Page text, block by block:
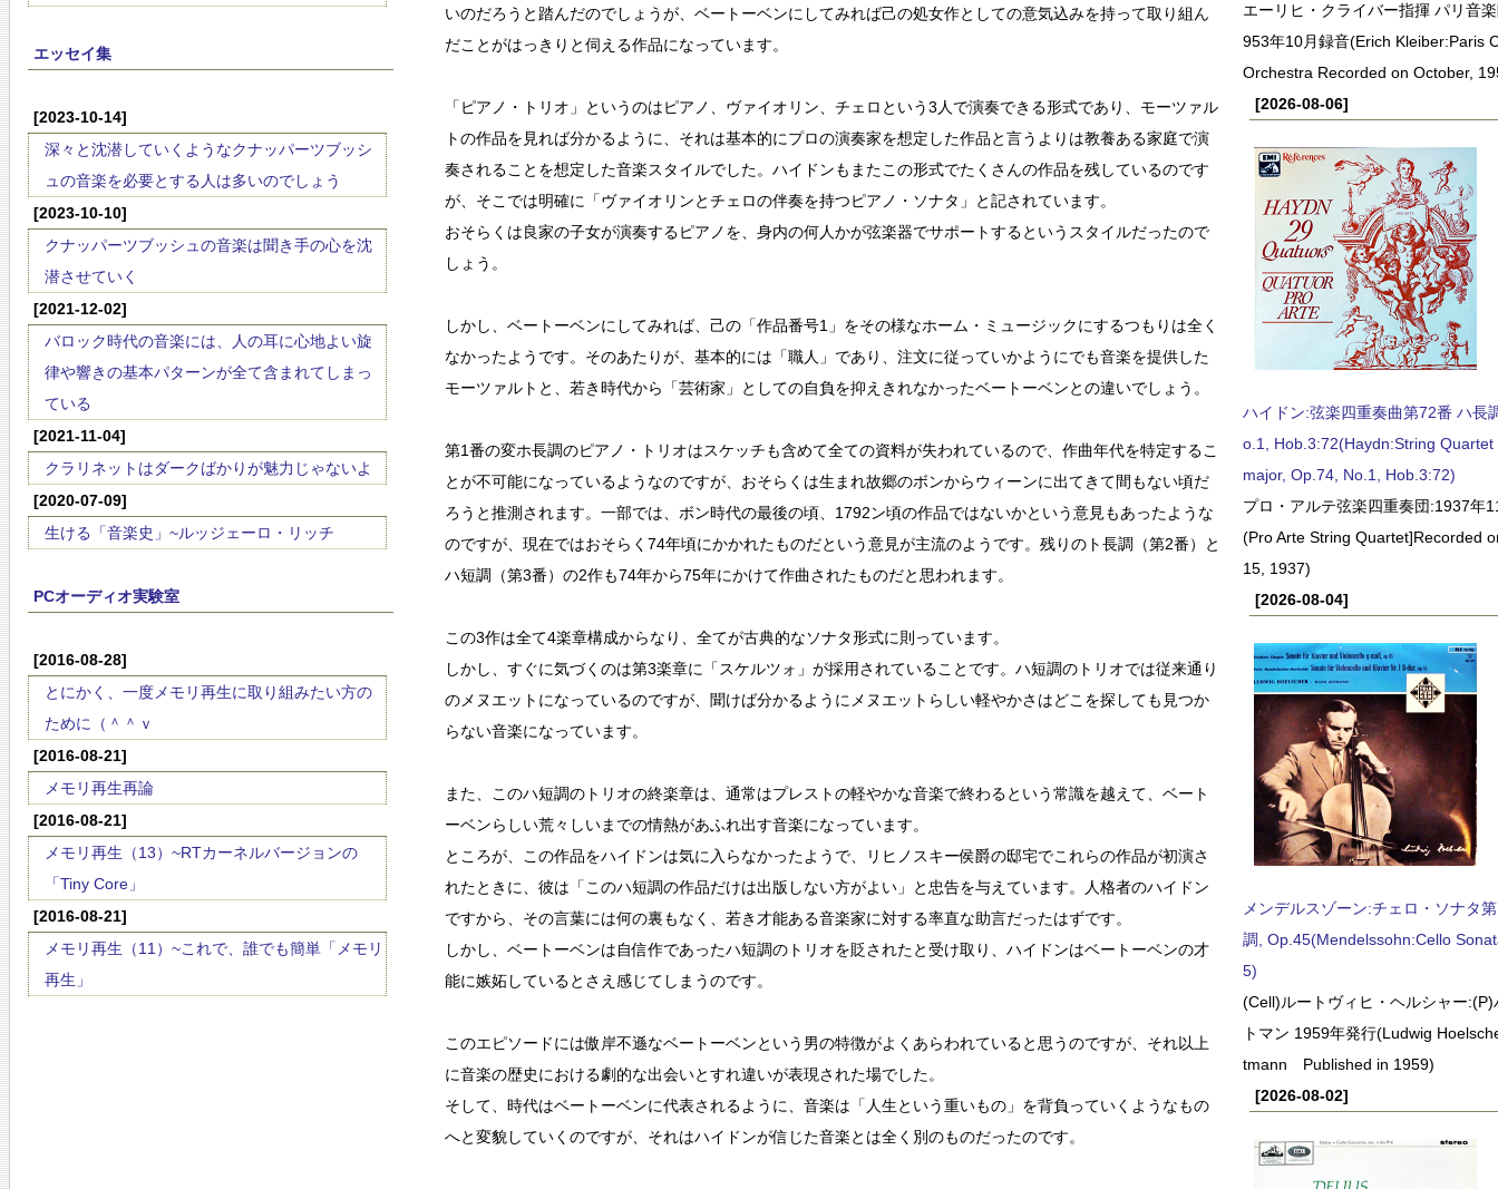
エッセイ集
[2023-10-14]
深々と沈潜していくようなクナッパーツブッシ
ュの音楽を必要とする人は多いのでしょう
[2023-10-10]
クナッパーツブッシュの音楽は聞き手の心を沈
潜させていく
[2021-12-02]
バロック時代の音楽には、人の耳に心地よい旋
律や響きの基本パターンが全て含まれてしまっ
ている
[2021-11-04]
クラリネットはダークばかりが魅力じゃないよ
[2020-07-09]
生ける「音楽史」~ルッジェーロ・リッチ
PCオーディオ実験室
[2016-08-28]
とにかく、一度メモリ再生に取り組みたい方の
ために（＾＾ｖ
[2016-08-21]
メモリ再生再論
[2016-08-21]
メモリ再生（13）~RTカーネルバージョンの
「Tiny Core」
[2016-08-21]
メモリ再生（11）~これで、誰でも簡単「メモリ
再生」
いのだろうと踏んだのでしょうが、ベートーベンにしてみれば己の処女作としての意気込みを持って取り組ん
だことがはっきりと伺える作品になっています。
「ピアノ・トリオ」というのはピアノ、ヴァイオリン、チェロという3人で演奏できる形式であり、モーツァル
トの作品を見れば分かるように、それは基本的にプロの演奏家を想定した作品と言うよりは教養ある家庭で演
奏されることを想定した音楽スタイルでした。ハイドンもまたこの形式でたくさんの作品を残しているのです
が、そこでは明確に「ヴァイオリンとチェロの伴奏を持つピアノ・ソナタ」と記されています。
おそらくは良家の子女が演奏するピアノを、身内の何人かが弦楽器でサポートするというスタイルだったので
しょう。
しかし、ベートーベンにしてみれば、己の「作品番号1」をその様なホーム・ミュージックにするつもりは全く
なかったようです。そのあたりが、基本的には「職人」であり、注文に従っていかようにでも音楽を提供した
モーツァルトと、若き時代から「芸術家」としての自負を抑えきれなかったベートーベンとの違いでしょう。
第1番の変ホ長調のピアノ・トリオはスケッチも含めて全ての資料が失われているので、作曲年代を特定するこ
とが不可能になっているようなのですが、おそらくは生まれ故郷のボンからウィーンに出てきて間もない頃だ
ろうと推測されます。一部では、ボン時代の最後の頃、1792ン頃の作品ではないかという意見もあったような
のですが、現在ではおそらく74年頃にかかれたものだという意見が主流のようです。残りのト長調（第2番）と
ハ短調（第3番）の2作も74年から75年にかけて作曲されたものだと思われます。
この3作は全て4楽章構成からなり、全てが古典的なソナタ形式に則っています。
しかし、すぐに気づくのは第3楽章に「スケルツォ」が採用されていることです。ハ短調のトリオでは従来通り
のメヌエットになっているのですが、聞けば分かるようにメヌエットらしい軽やかさはどこを探しても見つか
らない音楽になっています。
また、このハ短調のトリオの終楽章は、通常はプレストの軽やかな音楽で終わるという常識を越えて、ベート
ーベンらしい荒々しいまでの情熱があふれ出す音楽になっています。
ところが、この作品をハイドンは気に入らなかったようで、リヒノスキー侯爵の邸宅でこれらの作品が初演さ
れたときに、彼は「このハ短調の作品だけは出版しない方がよい」と忠告を与えています。人格者のハイドン
ですから、その言葉には何の裏もなく、若き才能ある音楽家に対する率直な助言だったはずです。
しかし、ベートーベンは自信作であったハ短調のトリオを貶されたと受け取り、ハイドンはベートーベンの才
能に嫉妬しているとさえ感じてしまうのです。
このエピソードには傲岸不遜なベートーベンという男の特徴がよくあらわれていると思うのですが、それ以上
に音楽の歴史における劇的な出会いとすれ違いが表現された場でした。
そして、時代はベートーベンに代表されるように、音楽は「人生という重いもの」を背負っていくようなもの
へと変貌していくのですが、それはハイドンが信じた音楽とは全く別のものだったのです。
エーリヒ・クライバー指揮 パリ音
953年10月録音(Erich Kleiber:Paris
Orchestra Recorded on October,
[2026-08-06]
ハイドン:弦楽四重奏曲第72番 ハ長
o.1, Hob.3:72(Haydn:String Quartet
major, Op.74, No.1, Hob.3:72)
プロ・アルテ弦楽四重奏団:1937年
(Pro Arte String Quartet]Recorded
15, 1937)
[2026-08-04]
メンデルスゾーン:チェロ・ソナタ
調, Op.45(Mendelssohn:Cello
5)
(Cell)ルートヴィヒ・ヘルシャー
トマン 1959年発行(Ludwig
tmann Published in 1959)
[2026-08-02]